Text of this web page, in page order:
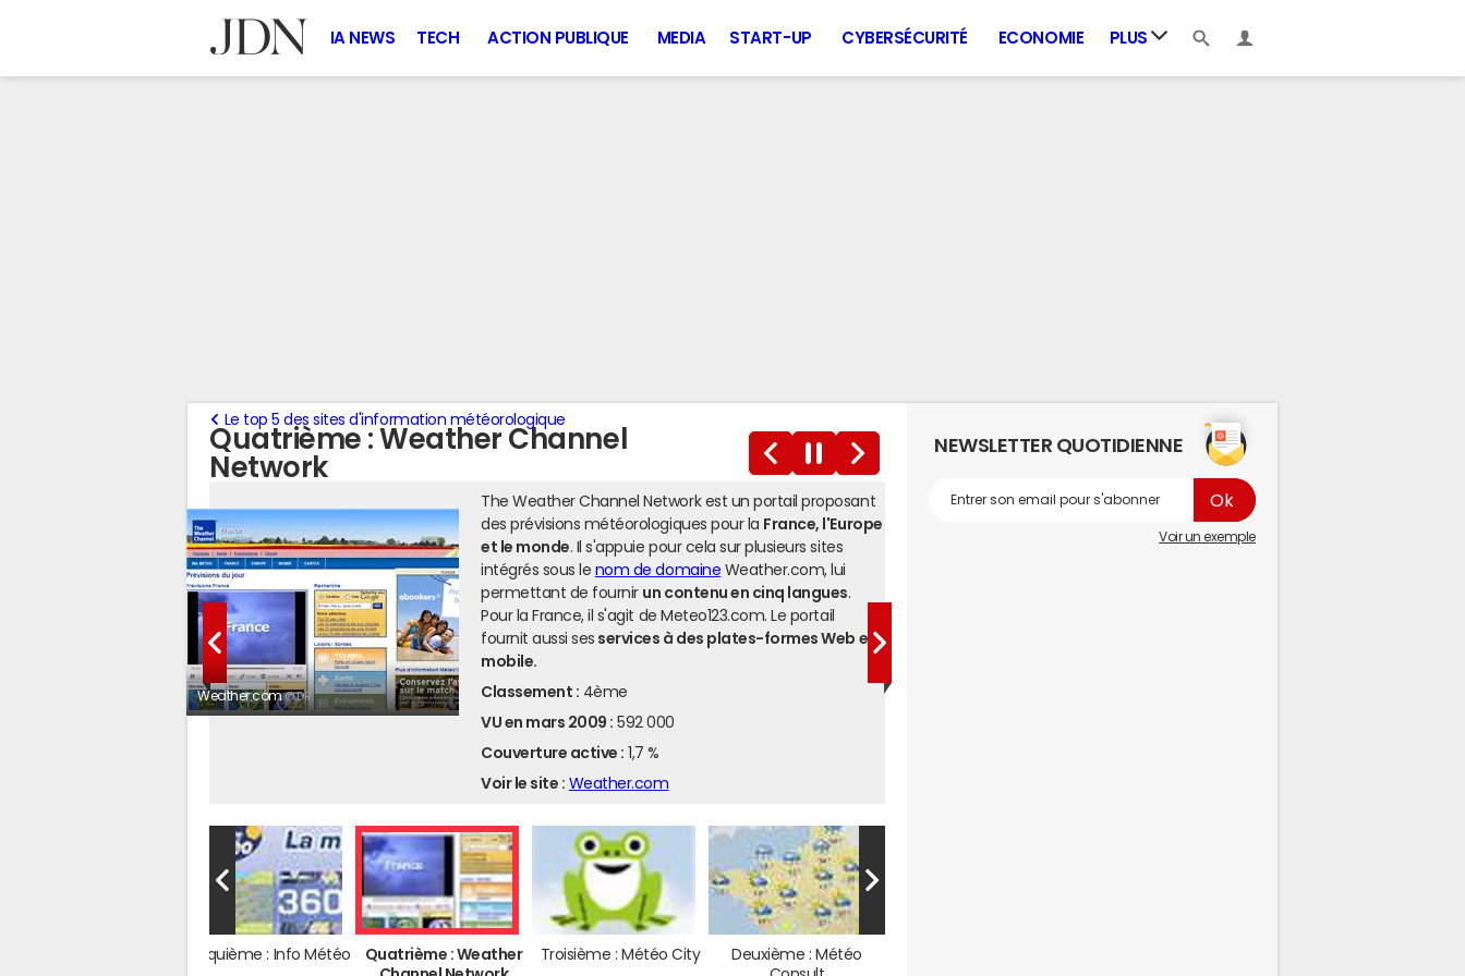
IA NEWS TECH ACTION PUBLIQUE MEDIA START-UP CYBERSÉCURITÉ ECONOMIE PLUS
Quatrième : Weather Channel
Network
Le top 5 des sites d'information météorologique
Weather.com© DR
The Weather Channel Network est un portail proposant
des prévisions météorologiques pour la France, l'Europe
et le monde. Il s'appuie pour cela sur plusieurs sites
intégrés sous le nom de domaine Weather.com, lui
permettant de fournir un contenu en cinq langues.
Pour la France, il s'agit de Meteo123.com. Le portail
fournit aussi ses services à des plates-formes Web et
mobile.
Classement : 4ème
VU en mars 2009 : 592 000
Couverture active : 1,7 %
Voir le site : Weather.com
Cinquième : Info Météo
Quatrième : Weather
Troisième : Météo City
Deuxième : Météo
NEWSLETTER QUOTIDIENNE
Voir un exemple